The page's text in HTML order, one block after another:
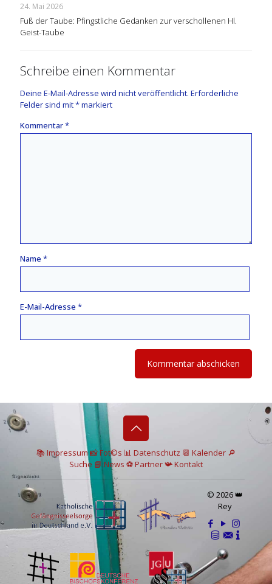
24. Mai 2026
Fuß der Taube: Pfingstliche Gedanken zur verschollenen Hl.
Geist-Taube
Schreibe einen Kommentar
Deine E-Mail-Adresse wird nicht veröffentlicht. Erforderliche
Felder sind mit*markiert
Kommentar*
Name *
E-Mail-Adresse *
📚 Impressum📸Fot©s 📊 Datenschutz 📆 Kalender 🔎
Suche 📘 News ⚽Partner📯Kontakt
© 2026 👑
Rey